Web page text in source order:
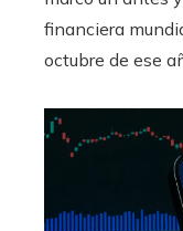
financiera
octubre de ese